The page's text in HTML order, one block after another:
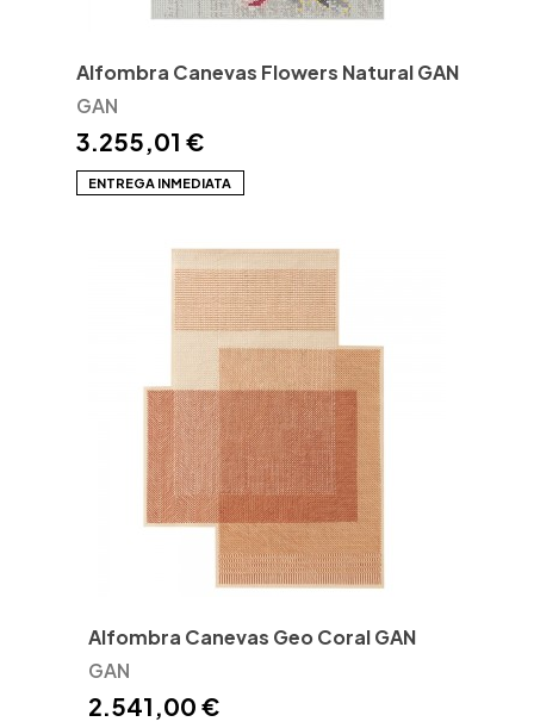
Alfombra Canevas Flowers Natural GAN
GAN
3.255,01 €
ENTREGA INMEDIATA
Alfombra Canevas Geo Coral GAN
GAN
2.541,00 €